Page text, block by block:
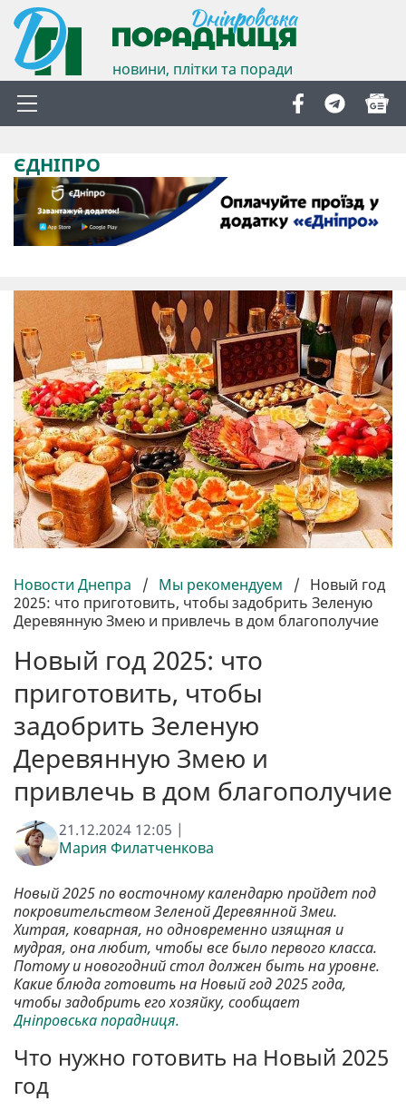
новини, плітки та поради
ЄДНІПРО
Новости Днепра / Мы рекомендуем / Новый год
2025: что приготовить, чтобы задобрить Зеленую
Деревянную Змею и привлечь в дом благополучие
Новый год 2025: что
приготовить, чтобы
задобрить Зеленую
Деревянную Змею и
привлечь в дом благополучие
21.12.2024 12:05 |
Мария Филатченкова
Новый 2025 по восточному календарю пройдет под
покровительством Зеленой Деревянной Змеи.
Хитрая, коварная, но одновременно изящная и
мудрая, она любит, чтобы все было первого класса.
Потому и новогодний стол должен быть на уровне.
Какие блюда готовить на Новый год 2025 года,
чтобы задобрить его хозяйку, сообщает
Дніпровська порадниця.
Что нужно готовить на Новый 2025
год